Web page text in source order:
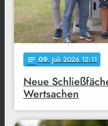
notes 09. Juli 2026 12:11
Neue
Wertsachen